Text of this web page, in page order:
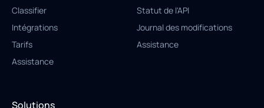
Classifier
Intégrations
Tarifs
Assistance
Solutions
Statut de l'API
Journal des modifications
Assistance